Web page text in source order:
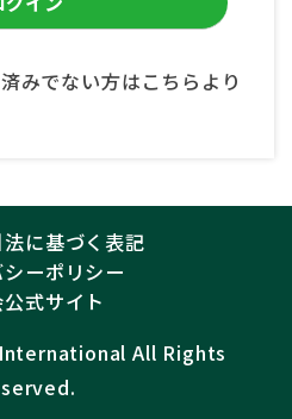
みでない方はこちらより
に基づく表記
ーポリシー
式サイト
All Rights